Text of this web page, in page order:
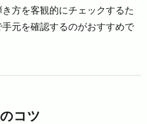
方を客観的にチェックするた
元を確認するのがおすすめで
コツ